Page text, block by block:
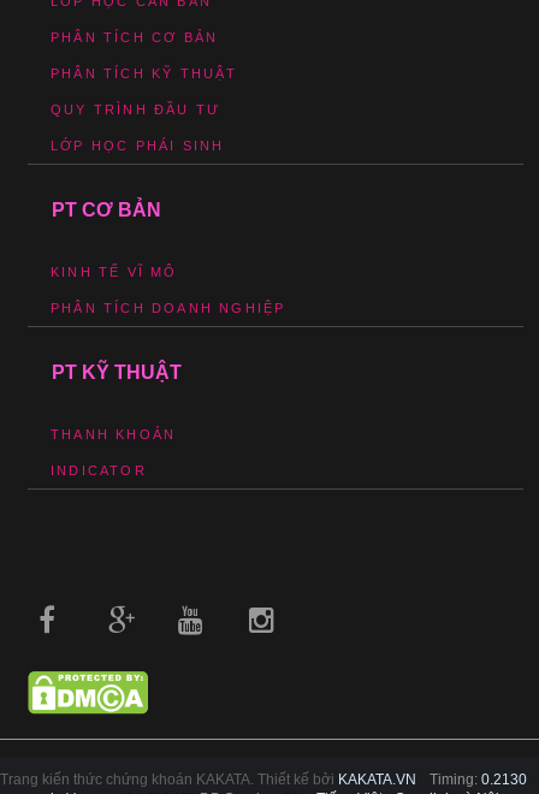
PHÂN TÍCH CƠ BẢN
PHÂN TÍCH KỸ THUẬT
QUY TRÌNH ĐẦU TƯ
LỚP HỌC PHÁI SINH
PT CƠ BẢN
KINH TẾ VĨ MÔ
PHÂN TÍCH DOANH NGHIỆP
PT KỸ THUẬT
THANH KHOẢN
INDICATOR
Trang kiến thức chứng khoán KAKATA. Thiết kế bởi KAKATA.VN
Timing: 0.2130